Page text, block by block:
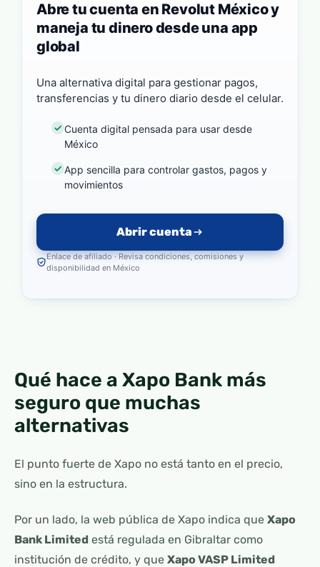
Abre tu cuenta en Revolut México y
maneja tu dinero desde una app
global
Una alternativa digital para gestionar pagos,
transferencias y tu dinero diario desde el celular.
Cuenta digital pensada para usar desde
México
App sencilla para controlar gastos, pagos y
movimientos
Abrir cuenta
Enlace de afiliado · Revisa condiciones, comisiones y
disponibilidad en México
Qué hace a Xapo Bank más
seguro que muchas
alternativas
El punto fuerte de Xapo no está tanto en el precio,
sino en la estructura.
Por un lado, la web pública de Xapo indica que Xapo
Bank Limited está regulada en Gibraltar como
institución de crédito, y que Xapo VASP Limited